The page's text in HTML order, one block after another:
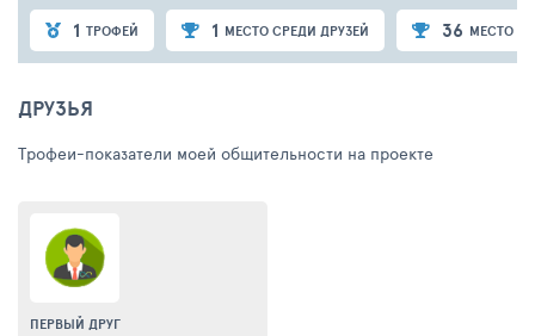
1 ТРОФЕЙ 1 МЕСТО СРЕДИ ДРУЗЕЙ 36 МЕСТО
ДРУЗЬЯ
Трофеи-показатели моей общительности на проекте
ПЕРВЫЙ ДРУГ